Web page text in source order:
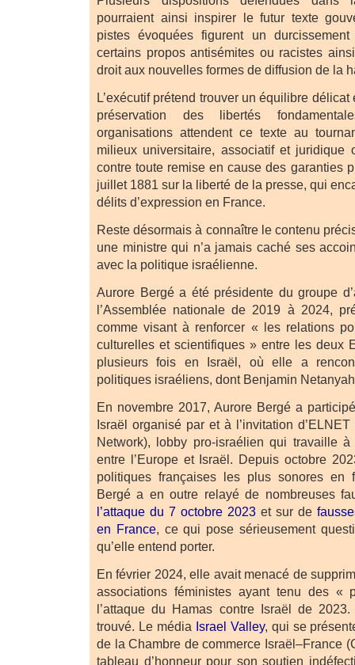
pourraient ainsi inspirer le futur texte
pistes évoquées figurent un
certains propos antisémites ou racistes
droit aux nouvelles formes de diffusion de la
L’exécutif prétend trouver un équilibre
préservation des libertés
organisations attendent ce texte au
milieux universitaire, associatif et juridique
contre toute remise en cause des garanties
juillet 1881 sur la liberté de la presse, qui
délits d’expression en France.
Reste désormais à connaître le contenu
une ministre qui n’a jamais caché ses
avec la politique israélienne.
Aurore Bergé a été présidente du groupe
l’Assemblée nationale de 2019 à 2024,
comme visant à renforcer « les relations
culturelles et scientifiques » entre les deux
plusieurs fois en Israël, où elle a
politiques israéliens, dont Benjamin
En novembre 2017, Aurore Bergé a
Israël organisé par et à l’invitation
Network), lobby pro-israélien qui travaille
entre l’Europe et Israël. Depuis octobre
politiques françaises les plus sonores en
Bergé a en outre relayé de nombreuses
l’attaque du 7 octobre 2023 et sur de
en France, ce qui pose sérieusement
qu’elle entend porter.
En février 2024, elle avait menacé de
associations féministes ayant tenu des «
l’attaque du Hamas contre Israël de
trouvé. Le média Israel Valley, qui se
de la Chambre de commerce Israël–France
tableau d’honneur pour son soutien